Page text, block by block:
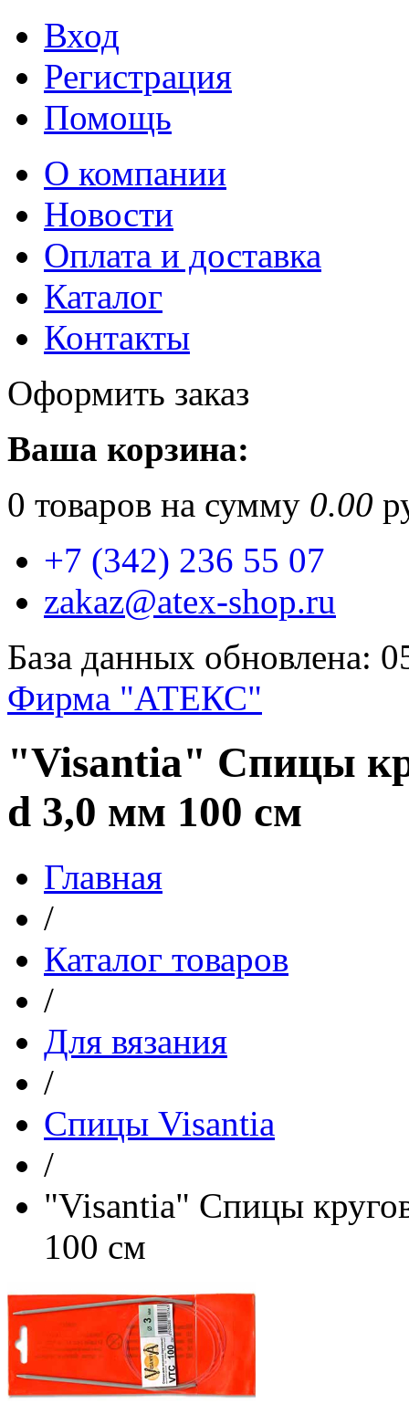
Вход
Регистрация
Помощь
О компании
Новости
Оплата и доставка
Каталог
Контакты
Оформить заказ
Ваша корзина:
0 товаров на сумму 0.00
+7 (342) 236 55 07
zakaz@atex-shop.ru
База данных обновлена:
Фирма "АТЕКС"
"Visantia" Спицы
d 3,0 мм 100 см
Главная
/
Каталог товаров
/
Для вязания
/
Спицы Visantia
/
"Visantia" Спицы
100 см